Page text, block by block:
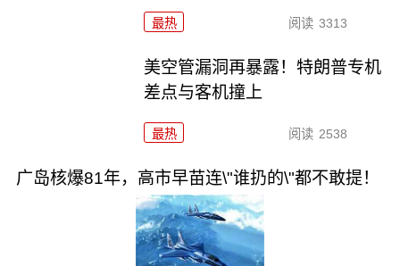
最热 阅读 3313
美空管漏洞再暴露！特朗普专机
差点与客机撞上
最热 阅读 2538
广岛核爆81年，高市早苗连\"谁扔的\"都不敢提！